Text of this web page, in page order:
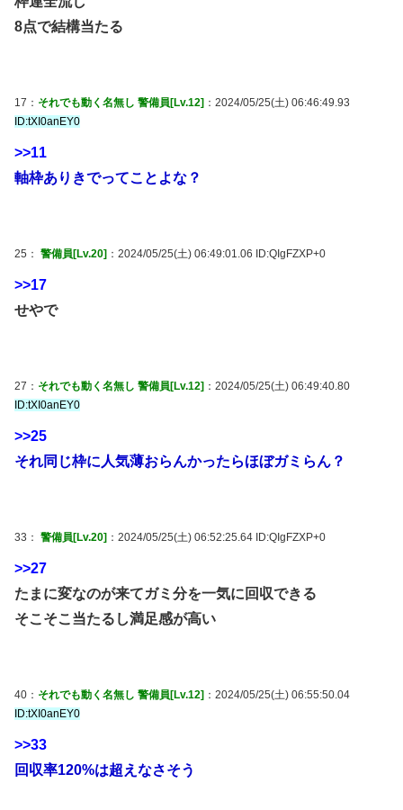
8点で結構当たる
17： それでも動く名無し 警備員[Lv.12] ：2024/05/25(土) 06:46:49.93
ID:tXI0anEY0
>>11
軸枠ありきでってことよな？
25： 警備員[Lv.20] ：2024/05/25(土) 06:49:01.06 ID:QIgFZXP+0
>>17
せやで
27： それでも動く名無し 警備員[Lv.12] ：2024/05/25(土) 06:49:40.80
ID:tXI0anEY0
>>25
それ同じ枠に人気薄おらんかったらほぼガミらん？
33： 警備員[Lv.20] ：2024/05/25(土) 06:52:25.64 ID:QIgFZXP+0
>>27
たまに変なのが来てガミ分を一気に回収できる
そこそこ当たるし満足感が高い
40： それでも動く名無し 警備員[Lv.12] ：2024/05/25(土) 06:55:50.04
ID:tXI0anEY0
>>33
回収率120%は超えなさそう